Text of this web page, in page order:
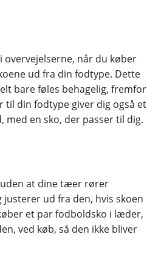
når du køber
ud fra din fodtype. Dette
bare føles behagelig, fremfor
din fodtype giver dig også et
en sko, der passer til dig.
at dine tæer rører
ud fra den, hvis skoen
et par fodboldsko i læder,
ved køb, så den ikke bliver